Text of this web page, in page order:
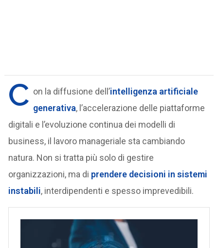
C on la diffusione dell’intelligenza artificiale
generativa, l’accelerazione delle piattaforme
digitali e l’evoluzione continua dei modelli di
business, il lavoro manageriale sta cambiando
natura. Non si tratta più solo di gestire
organizzazioni, ma di prendere decisioni in sistemi
instabili, interdipendenti e spesso imprevedibili.